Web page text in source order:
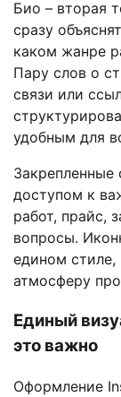
Био – вторая
сразу
каком жанре
Пару слов о
связи или
удобным для
доступом к
работ, прайс,
вопросы.
едином стиле,
атмосферу
Единый
это важно
Оформление